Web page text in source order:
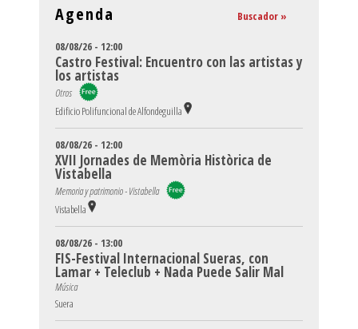
Agenda Buscador »
08/08/26 - 12:00
Castro Festival: Encuentro con las artistas y
los artistas
Otros
Edificio Polifuncional de Alfondeguilla
08/08/26 - 12:00
XVII Jornades de Memòria Històrica de
Vistabella
Memoria y patrimonio - Vistabella
Vistabella
08/08/26 - 13:00
FIS-Festival Internacional Sueras, con
Lamar + Teleclub + Nada Puede Salir Mal
Música
Suera